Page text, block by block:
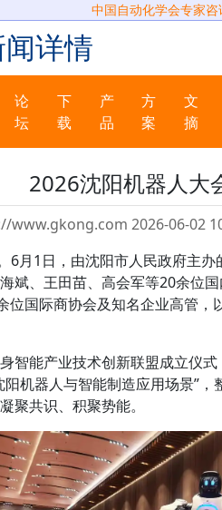
中国自动化学会专家
闻详情
论
坛
下
载
产
品
方
案
文
摘
2026沈阳机器人大
www.gkong.com 2026-06-02
6月1日，由沈阳市人民政府主
斌、王田苗、高会军等20余位
位国际商协会及知名企业高管
智能产业技术创新联盟成立仪
机器人与智能制造应用场景”
聚共识、积聚势能。